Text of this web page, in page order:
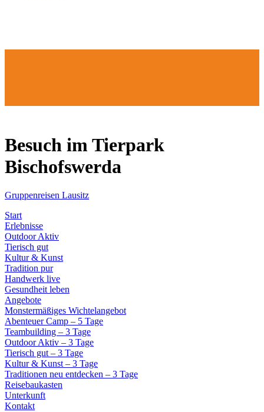
Besuch im Tierpark
Bischofswerda
Gruppenreisen Lausitz
Start
Erlebnisse
Outdoor Aktiv
Tierisch gut
Kultur & Kunst
Tradition pur
Handwerk live
Gesundheit leben
Angebote
Monstermäßiges Wichtelangebot
Abenteuer Camp – 5 Tage
Teambuilding – 3 Tage
Outdoor Aktiv – 3 Tage
Tierisch gut – 3 Tage
Kultur & Kunst – 3 Tage
Traditionen neu entdecken – 3 Tage
Reisebaukasten
Unterkunft
Kontakt